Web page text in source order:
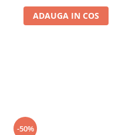
ADAUGA IN COS
-50%